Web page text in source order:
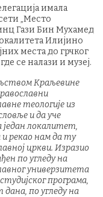
имала
„Место
Гази Бин Мухамед
Илијино
места до грчког
се налази и музеј.
Краљевине
теологије из
и да уче
један локалитет,
рекао нам да ту
цркви. Изразио
по угледу на
универзитета
програма,
по угледу на